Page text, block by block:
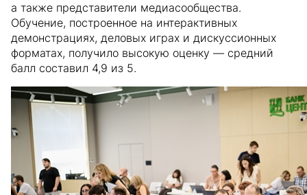
а также представители медиасообщества.
Обучение, построенное на интерактивных
демонстрациях, деловых играх и дискуссионных
форматах, получило высокую оценку — средний
балл составил 4,9 из 5.